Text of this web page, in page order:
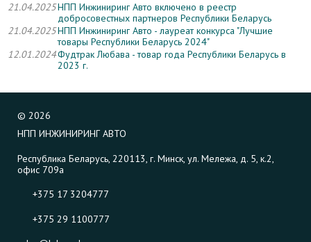
21.04.2025НПП Инжиниринг Авто включено в реестр
добросовестных партнеров Республики Беларусь
21.04.2025НПП Инжиниринг Авто - лауреат конкурса "Лучшие
товары Республики Беларусь 2024"
12.01.2024Фудтрак Любава - товар года Республики Беларусь в
2023 г.
© 2026
НПП ИНЖИНИРИНГ АВТО
Республика Беларусь, 220113, г. Минск, ул. Мележа, д. 5, к.2,
офис 709а
+375 17 3204777
+375 29 1100777